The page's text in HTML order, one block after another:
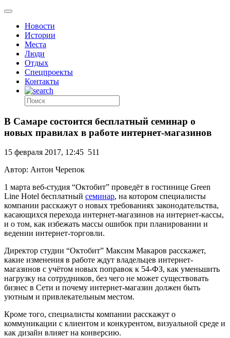
Новости
Истории
Места
Люди
Отдых
Спецпроекты
Контакты
В Самаре состоится бесплатный семинар о
новых правилах в работе интернет-магазинов
15 февраля 2017, 12:45 511
Автор: Антон Черепок
1 марта веб-студия “Октобит” проведёт в гостинице Green
Line Hotel бесплатный семинар, на котором специалисты
компании расскажут о новых требованиях законодательства,
касающихся перехода интернет-магазинов на интернет-кассы,
и о том, как избежать массы ошибок при планировании и
ведении интернет-торговли.
Директор студии “Октобит” Максим Макаров расскажет,
какие изменения в работе ждут владельцев интернет-
магазинов с учётом новых поправок к 54-ФЗ, как уменьшить
нагрузку на сотрудников, без чего не может существовать
бизнес в Сети и почему интернет-магазин должен быть
уютным и привлекательным местом.
Кроме того, специалисты компании расскажут о
коммуникации с клиентом и конкурентом, визуальной среде и
как дизайн влияет на конверсию.